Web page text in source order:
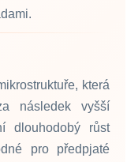
která
následek vyšší
dlouhodobý růst
pro předpjaté